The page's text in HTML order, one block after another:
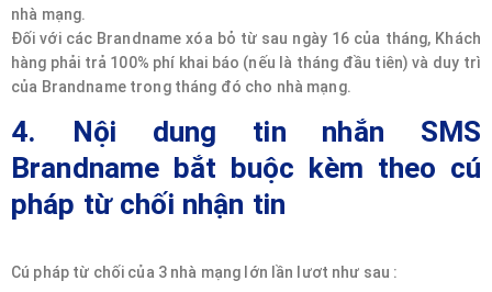
nhà mạng.
Đối với các Brandname xóa bỏ từ sau ngày 16 của tháng, Khách
hàng phải trả 100% phí khai báo (nếu là tháng đầu tiên) và duy trì
của Brandname trong tháng đó cho nhà mạng.
4. Nội dung tin nhắn SMS
Brandname bắt buộc kèm theo cú
pháp từ chối nhận tin
Cú pháp từ chối của 3 nhà mạng lớn lần lươt như sau :